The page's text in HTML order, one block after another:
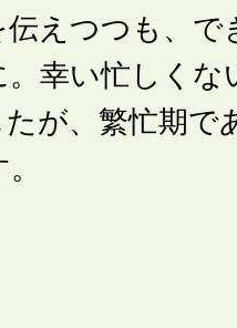
えつつも、で
幸い忙しくな
が、繁忙期で